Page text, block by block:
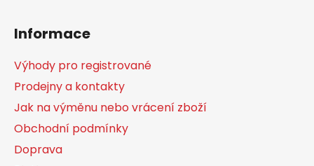
Informace
Výhody pro registrované
Prodejny a kontakty
Jak na výměnu nebo vrácení zboží
Obchodní podmínky
Doprava